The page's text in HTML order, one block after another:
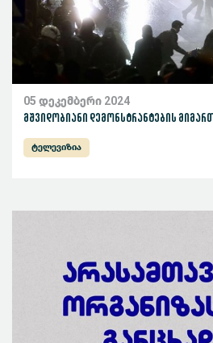
05 დეკემბერი 2024
მშვიდობიანი დემონსტრანტების
ტელევიზია